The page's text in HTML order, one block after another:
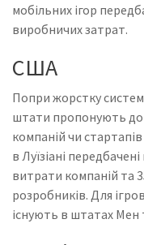
мобільних ігор
виробничих затрат.
США
Попри жорстку
штати пропонують
компаній чи
в Луїзіані
витрати компаній та
розробників. Для
існують в штатах